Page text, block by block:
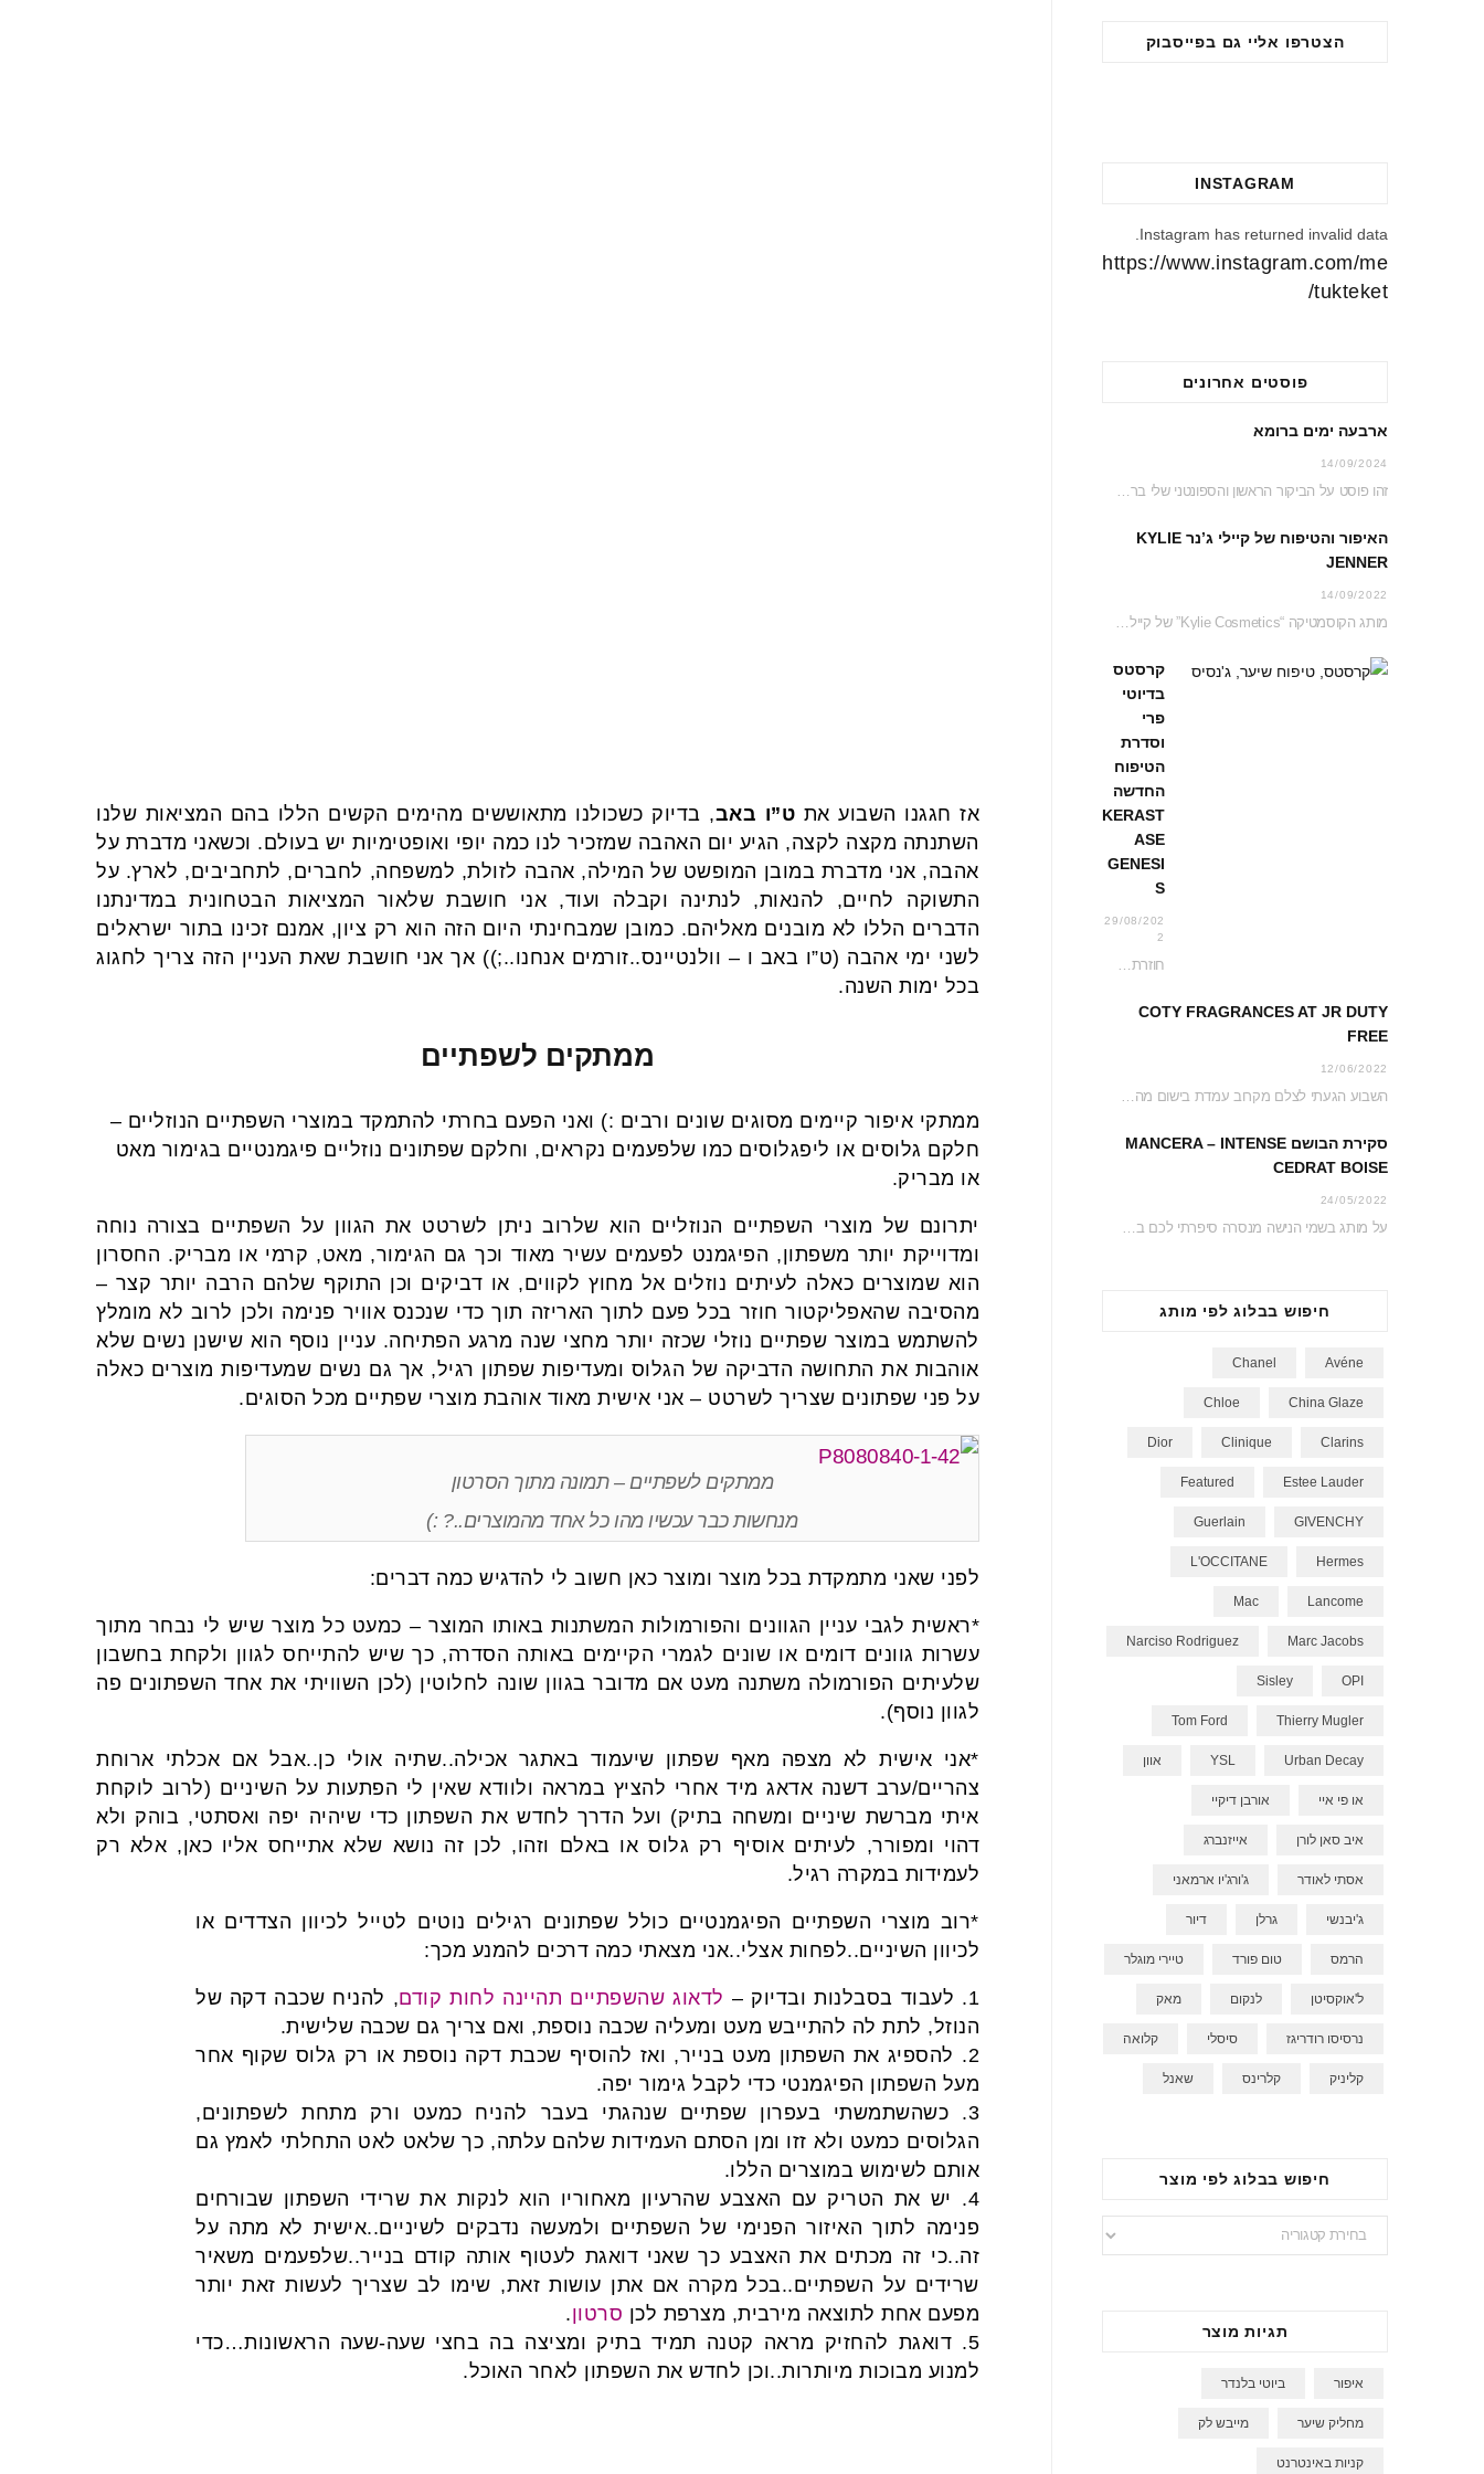
אז חגגנו השבוע את ט”ו באב, בדיוק כשכולנו מתאוששים מהימים הקשים הללו בהם המציאות שלנו
השתנתה מקצה לקצה, הגיע יום האהבה שמזכיר לנו כמה יופי ואופטימיות יש בעולם. וכשאני מדברת על
אהבה, אני מדברת במובן המופשט של המילה, אהבה לזולת, למשפחה, לחברים, לתחביבים, לארץ. על
התשוקה לחיים, להנאות, לנתינה וקבלה ועוד, אני חושבת שלאור המציאות הבטחונית במדינתנו
הדברים הללו לא מובנים מאליהם. כמובן שמבחינתי היום הזה הוא רק ציון, אמנם זכינו בתור ישראלים
לשני ימי אהבה (ט”ו באב ו – וולנטיינס..זורמים אנחנו..;)) אך אני חושבת שאת העניין הזה צריך לחגוג
בכל ימות השנה.
ממתקים לשפתיים
ממתקי איפור קיימים מסוגים שונים ורבים :) ואני הפעם בחרתי להתמקד במוצרי השפתיים הנוזליים –
חלקם גלוסים או ליפגלוסים כמו שלפעמים נקראים, וחלקם שפתונים נוזליים פיגמנטיים בגימור מאט
או מבריק.
יתרונם של מוצרי השפתיים הנוזליים הוא שלרוב ניתן לשרטט את הגוון על השפתיים בצורה נוחה
ומדוייקת יותר משפתון, הפיגמנט לפעמים עשיר מאוד וכך גם הגימור, מאט, קרמי או מבריק. החסרון
הוא שמוצרים כאלה לעיתים נוזלים אל מחוץ לקווים, או דביקים וכן התוקף שלהם הרבה יותר קצר –
מהסיבה שהאפליקטור חוזר בכל פעם לתוך האריזה תוך כדי שנכנס אוויר פנימה ולכן לרוב לא מומלץ
להשתמש במוצר שפתיים נוזלי שכזה יותר מחצי שנה מרגע הפתיחה. עניין נוסף הוא שישנן נשים שלא
אוהבות את התחושה הדביקה של הגלוס ומעדיפות שפתון רגיל, אך גם נשים שמעדיפות מוצרים כאלה
על פני שפתונים שצריך לשרטט – אני אישית מאוד אוהבת מוצרי שפתיים מכל הסוגים.
ממתקים לשפתיים – תמונה מתוך הסרטון
מנחשות כבר עכשיו מהו כל אחד מהמוצרים..? :)
לפני שאני מתמקדת בכל מוצר ומוצר כאן חשוב לי להדגיש כמה דברים:
*ראשית לגבי עניין הגוונים והפורמולות המשתנות באותו המוצר – כמעט כל מוצר שיש לי נבחר מתוך
עשרות גוונים דומים או שונים לגמרי הקיימים באותה הסדרה, כך שיש להתייחס לגוון ולקחת בחשבון
שלעיתים הפורמולה משתנה מעט אם מדובר בגוון שונה לחלוטין (לכן השוויתי את אחד השפתונים פה
לגוון נוסף).
*אני אישית לא מצפה מאף שפתון שיעמוד באתגר אכילה..שתיה אולי כן..אבל אם אכלתי ארוחת
צהריים/ערב דשנה אדאג מיד אחרי להציץ במראה ולוודא שאין לי הפתעות על השיניים (לרוב לוקחת
איתי מברשת שיניים ומשחה בתיק) ועל הדרך לחדש את השפתון כדי שיהיה יפה ואסתטי, בוהק ולא
דהוי ומפורר, לעיתים אוסיף רק גלוס או באלם וזהו, לכן זה נושא שלא אתייחס אליו כאן, אלא רק
לעמידות במקרה רגיל.
*רוב מוצרי השפתיים הפיגמנטיים כולל שפתונים רגילים נוטים לטייל לכיוון הצדדים או
לכיוון השיניים..לפחות אצלי..אני מצאתי כמה דרכים להמנע מכך:
1. לעבוד בסבלנות ובדיוק – לדאוג שהשפתיים תהיינה לחות קודם, להניח שכבה דקה של
הנוזל, לתת לה להתייבש מעט ומעליה שכבה נוספת, ואם צריך גם שכבה שלישית.
2. להספיג את השפתון מעט בנייר, ואז להוסיף שכבת דקה נוספת או רק גלוס שקוף אחר
מעל השפתון הפיגמנטי כדי לקבל גימור יפה.
3. כשהשתמשתי בעפרון שפתיים שנהגתי בעבר להניח כמעט ורק מתחת לשפתונים,
הגלוסים כמעט ולא זזו ומן הסתם העמידות שלהם עלתה, כך שלאט לאט התחלתי לאמץ גם
אותם לשימוש במוצרים הללו.
4. יש את הטריק עם האצבע שהרעיון מאחוריו הוא לנקות את שרידי השפתון שבורחים
פנימה לתוך האיזור הפנימי של השפתיים ולמעשה נדבקים לשיניים..אישית לא מתה על
זה..כי זה מכתים את האצבע כך שאני דואגת לעטוף אותה קודם בנייר..שלפעמים משאיר
שרידים על השפתיים..בכל מקרה אם אתן עושות זאת, שימו לב שצריך לעשות זאת יותר
מפעם אחת לתוצאה מירבית, מצרפת לכן סרטון.
5. דואגת להחזיק מראה קטנה תמיד בתיק ומציצה בה בחצי שעה-שעה הראשונות…כדי
למנוע מבוכות מיותרות..וכן לחדש את השפתון לאחר האוכל.
הצטרפו אליי גם בפייסבוק
INSTAGRAM
Instagram has returned invalid data.
https://www.instagram.com/me
tukteket/
פוסטים אחרונים
ארבעה ימים ברומא
14/09/2024
האיפור והטיפוח של קיילי ג’נר KYLIE
JENNER
14/09/2022
קרסטס
בדיוטי
פרי
וסדרת
הטיפוח
החדשה
KERAST
ASE
GENESI
S
29/08/202
2
COTY FRAGRANCES AT JR DUTY
FREE
12/06/2022
סקירת הבושם MANCERA – INTENSE
CEDRAT BOISE
24/05/2022
חיפוש בבלוג לפי מותג
Avéne
Chanel
China Glaze
Chloe
Clarins
Clinique
Dior
Estee Lauder
Featured
GIVENCHY
Guerlain
Hermes
L'OCCITANE
Lancome
Mac
Marc Jacobs
Narciso Rodriguez
OPI
Sisley
Thierry Mugler
Tom Ford
Urban Decay
YSL אוון
או פי איי אורבן דיקיי
איב סאן לורן אייזנברג
אסתי לאודר ג'ורג'יו ארמאני
ג'יבנשי גרלן דיור
הרמס טום פורד טיירי מוגלר
ל'אוקסיטן לנקום מאק
נרסיסו רודריגז סיסלי קלואה
קליניק קלרינס שאנל
חיפוש בבלוג לפי מוצר
חיפוש
בבלוג
תגיות מוצר
איפור ביוטי בלנדר
מחליק שיער מייבש לק
קניות באינטרנט